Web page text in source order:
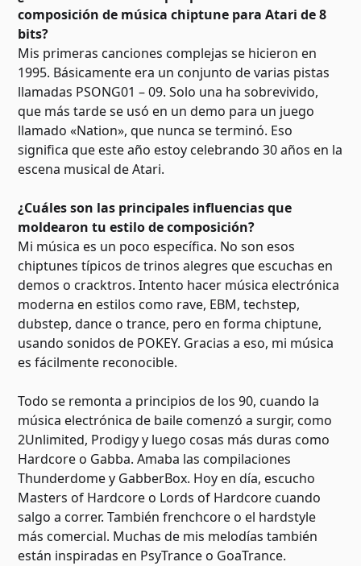
composición de música chiptune para Atari de 8
bits?
Mis primeras canciones complejas se hicieron en
1995. Básicamente era un conjunto de varias pistas
llamadas PSONG01 – 09. Solo una ha sobrevivido,
que más tarde se usó en un demo para un juego
llamado «Nation», que nunca se terminó. Eso
significa que este año estoy celebrando 30 años en la
escena musical de Atari.
¿Cuáles son las principales influencias que
moldearon tu estilo de composición?
Mi música es un poco específica. No son esos
chiptunes típicos de trinos alegres que escuchas en
demos o cracktros. Intento hacer música electrónica
moderna en estilos como rave, EBM, techstep,
dubstep, dance o trance, pero en forma chiptune,
usando sonidos de POKEY. Gracias a eso, mi música
es fácilmente reconocible.
Todo se remonta a principios de los 90, cuando la
música electrónica de baile comenzó a surgir, como
2Unlimited, Prodigy y luego cosas más duras como
Hardcore o Gabba. Amaba las compilaciones
Thunderdome y GabberBox. Hoy en día, escucho
Masters of Hardcore o Lords of Hardcore cuando
salgo a correr. También frenchcore o el hardstyle
más comercial. Muchas de mis melodías también
están inspiradas en PsyTrance o GoaTrance.